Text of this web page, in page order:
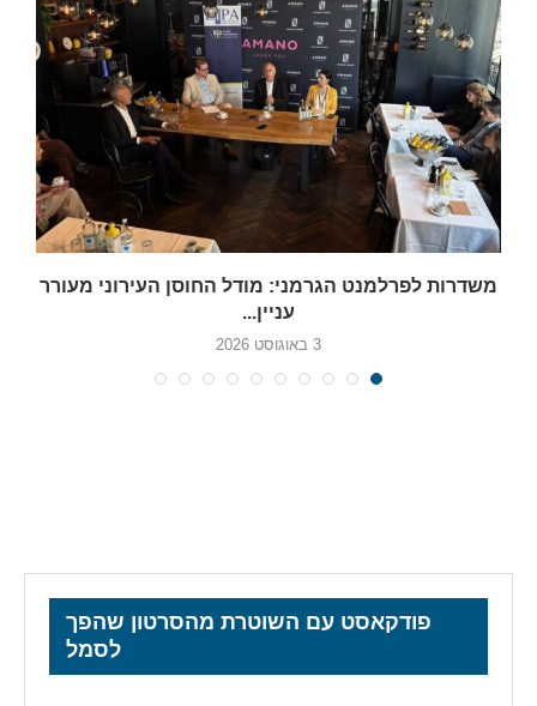
משדרות לפרלמנט הגרמני: מודל החוסן העירוני מעורר
עניין...
3 באוגוסט 2026
פודקאסט עם השוטרת מהסרטון שהפך
לסמל